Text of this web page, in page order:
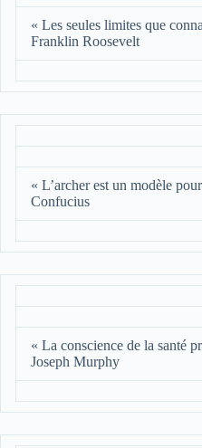
« Les seules limites que
Franklin Roosevelt
« L’archer est un modèle
Confucius
« La conscience de la santé
Joseph Murphy